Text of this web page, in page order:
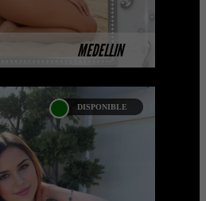
MEDELLIN
INFORMACIÓN
DISPONIBLE
-
-
NUEVA